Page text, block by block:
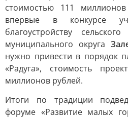
стоимостью 111
впервые в конкурсе
благоустройству
муниципального округа
нужно привести в порядок
«Радуга», стоимость
миллионов рублей.
Итоги по традиции
форуме «Развитие малых